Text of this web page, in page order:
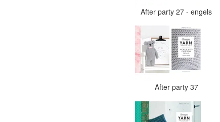
After party 27 - engels
After party 37